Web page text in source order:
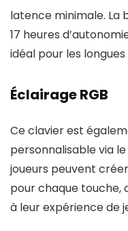
latence minimale. La
17 heures
idéal pour les longues
Éclairage RGB
Ce clavier est
personnalisable via le
joueurs peuvent
pour chaque touche,
à leur expérience de